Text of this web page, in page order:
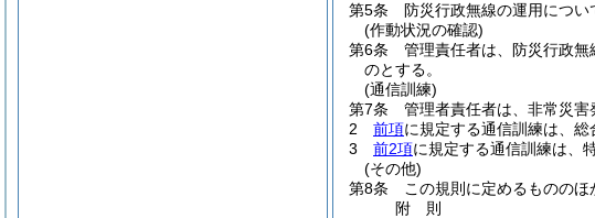
第5条
防災行政無線の運用につい
(作動状況の確認)
第6条
管理責任者は、防災行政
のとする。
(通信訓練)
第7条
管理者責任者は、非常災害
2
前項に規定する通信訓練は、
3
前2項に規定する通信訓練は、
(その他)
第8条
この規則に定めるものの
附 則